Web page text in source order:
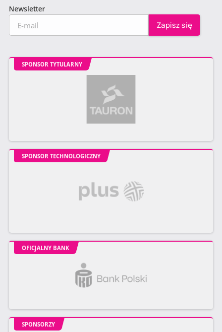
Newsletter
SPONSOR TYTULARNY
SPONSOR TECHNOLOGICZNY
OFICJALNY BANK
SPONSORZY